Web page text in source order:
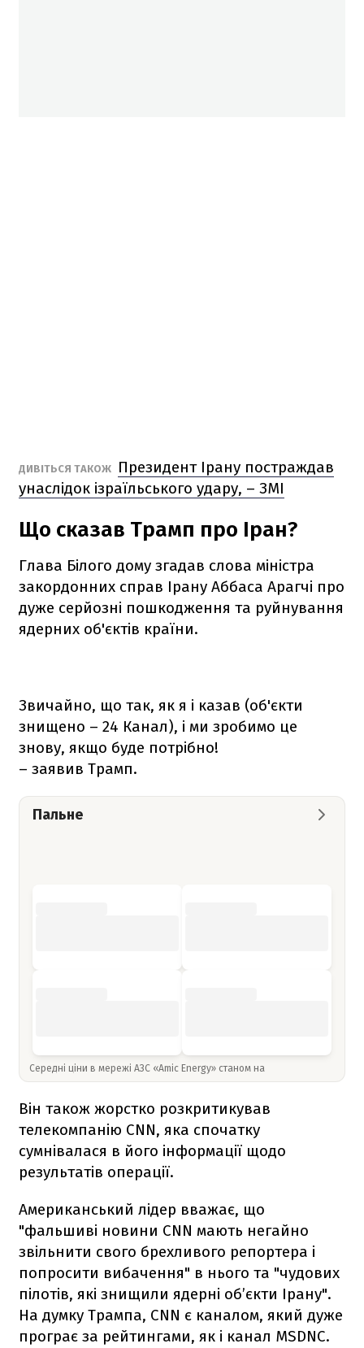
ДИВІТЬСЯ ТАКОЖ
Президент Ірану постраждав
унаслідок ізраїльського удару, – ЗМІ
Що сказав Трамп про Іран?
Глава Білого дому згадав слова міністра
закордонних справ Ірану Аббаса Арагчі про
дуже серйозні пошкодження та руйнування
ядерних об'єктів країни.
Звичайно, що так, як я і казав (об'єкти
знищено – 24 Канал), і ми зробимо це
знову, якщо буде потрібно!
– заявив Трамп.
Пальне
Середні ціни в мережі АЗС «Amic Energy» станом на
Він також жорстко розкритикував
телекомпанію CNN, яка спочатку
сумнівалася в його інформації щодо
результатів операції.
Американський лідер вважає, що
"фальшиві новини CNN мають негайно
звільнити свого брехливого репортера і
попросити вибачення" в нього та "чудових
пілотів, які знищили ядерні об’єкти Ірану".
На думку Трампа, CNN є каналом, який дуже
програє за рейтингами, як і канал MSDNC.